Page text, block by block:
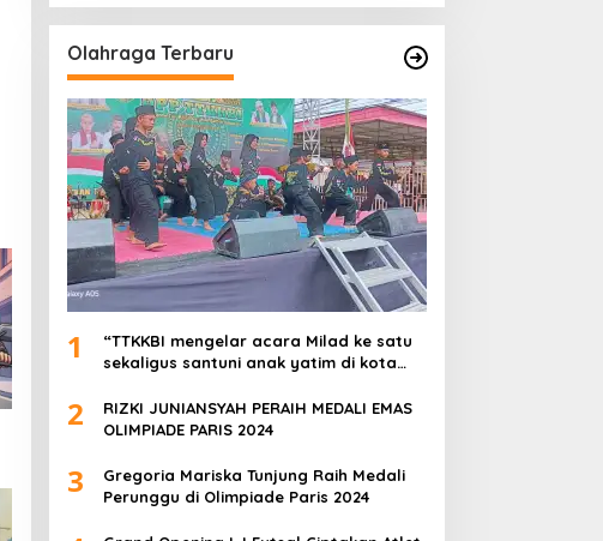
Olahraga Terbaru
1
“TTKKBI mengelar acara Milad ke satu
sekaligus santuni anak yatim di kota
2
RIZKI JUNIANSYAH PERAIH MEDALI EMAS
OLIMPIADE PARIS 2024
3
Gregoria Mariska Tunjung Raih Medali
Perunggu di Olimpiade Paris 2024